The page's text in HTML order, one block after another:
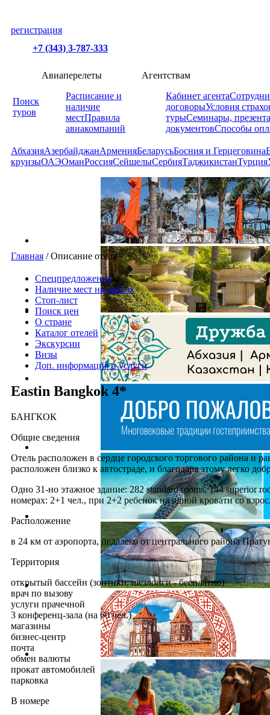
регистрация
+7 (343) 3-787-333
Поиск
туров
Авиаперелеты
Расписание и
наличие
местПравила
авиакомпаний
Агентствам
Кабинет агента
договорыУсловия
турыСеминары,
документовСпособы
АбхазияАзербайджанАрменияБеларусьБосния и Герцеговина
круизыОАЭОманРоссияСейшелыСербияТаджикистанТурция
Главная /Описание отеля
Спецпредложения
Наличие мест на рейсах
Стоп-лист
Поиск цен
О стране
Каталог отелей
Экскурсии
Визы
Доп. информация и услуги
Eastin Bangkok 4*
БАНГКОК
Общие сведения
Отель расположен в сердце городского торгового района и
расположен близко к автостраде, и благодаря этому легко
Одно 31-но этажное здание: 282 standard rooms, 144 superior
номерах: 2+1 чел., при 2+2 ребенок на одной кровати со
Расположение
в 24 км от аэропорта, недалеко от центрального района
Территория
открытый бассейн (зонтики, шезлонги - бесплатно)
врач по вызову
услуги прачечной
3 конференц-зала (на 60 чел.)
магазины
бизнес-центр
почта
обмен валюты
прокат автомобилей
парковка
В номере